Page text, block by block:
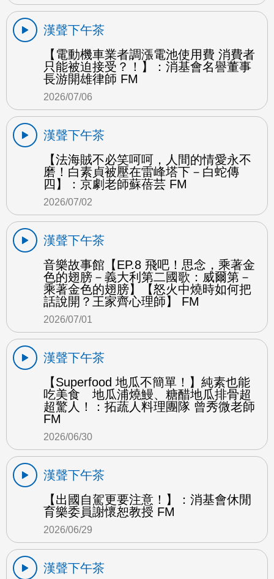
漢聲下午茶
【電動機車業者調漲電池使用費 消費者
只能被迫接受？！】：消基會名譽董事
長游開雄律師 FM
2026/07/06
漢聲下午茶
【法海賊不必笑呵呵，人間的情愛永不
磨！白素貞被壓在雷峰塔下－白蛇傳
四】：京劇老師蘇蓓芸 FM
2026/07/02
漢聲下午茶
音樂故事館【EP.8 飛吧！思念，乘著金
色的翅膀－義大利第二國歌：威爾第－
乘著金色的翅膀】【怒火中燒時如何把
話說開？王家齊心理師】 FM
2026/07/01
漢聲下午茶
【Superfood 地瓜不簡單！】純素也能
吃美食 地瓜浦燒鰻、糖醋地瓜排骨超
超驚人！：拓蔬人料理團隊 曾秀微老師
FM
2026/06/30
漢聲下午茶
【出國自駕更要注意！】：消基會休閒
育樂委員謝懷恕教授 FM
2026/06/29
漢聲下午茶